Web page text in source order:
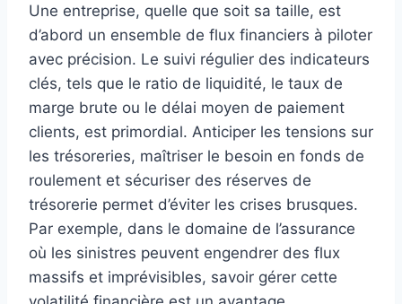
Une entreprise, quelle que soit sa taille, est
d’abord un ensemble de flux financiers à piloter
avec précision. Le suivi régulier des indicateurs
clés, tels que le ratio de liquidité, le taux de
marge brute ou le délai moyen de paiement
clients, est primordial. Anticiper les tensions sur
les trésoreries, maîtriser le besoin en fonds de
roulement et sécuriser des réserves de
trésorerie permet d’éviter les crises brusques.
Par exemple, dans le domaine de l’assurance
où les sinistres peuvent engendrer des flux
massifs et imprévisibles, savoir gérer cette